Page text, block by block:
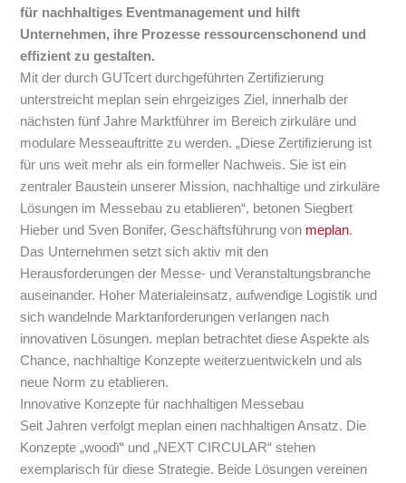
für nachhaltiges Eventmanagement und hilft
Unternehmen, ihre Prozesse ressourcenschonend und
effizient zu gestalten.
Mit der durch GUTcert durchgeführten Zertifizierung
unterstreicht meplan sein ehrgeiziges Ziel, innerhalb der
nächsten fünf Jahre Marktführer im Bereich zirkuläre und
modulare Messeauftritte zu werden. „Diese Zertifizierung ist
für uns weit mehr als ein formeller Nachweis. Sie ist ein
zentraler Baustein unserer Mission, nachhaltige und zirkuläre
Lösungen im Messebau zu etablieren“, betonen Siegbert
Hieber und Sven Bonifer, Geschäftsführung von meplan.
Das Unternehmen setzt sich aktiv mit den
Herausforderungen der Messe- und Veranstaltungsbranche
auseinander. Hoher Materialeinsatz, aufwendige Logistik und
sich wandelnde Marktanforderungen verlangen nach
innovativen Lösungen. meplan betrachtet diese Aspekte als
Chance, nachhaltige Konzepte weiterzuentwickeln und als
neue Norm zu etablieren.
Innovative Konzepte für nachhaltigen Messebau
Seit Jahren verfolgt meplan einen nachhaltigen Ansatz. Die
Konzepte „woodï“ und „NEXT CIRCULAR“ stehen
exemplarisch für diese Strategie. Beide Lösungen vereinen